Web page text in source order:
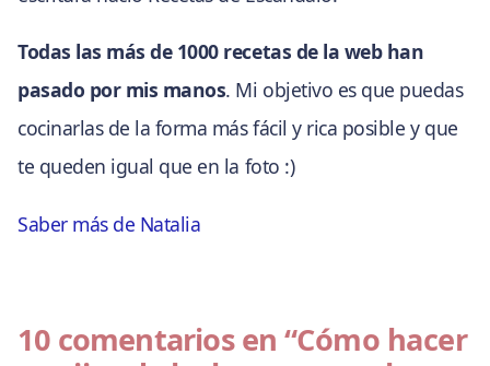
Todas las más de 1000 recetas de la web han
pasado por mis manos. Mi objetivo es que puedas
cocinarlas de la forma más fácil y rica posible y que
te queden igual que en la foto :)
Saber más de Natalia
10 comentarios en “Cómo hacer